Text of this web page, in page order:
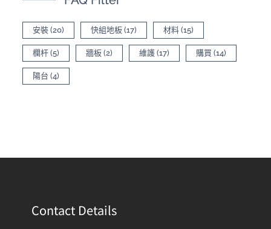
安裝 (20) 快組地板 (17) 材料 (15)
欄杆 (5) 牆板 (2) 維護 (17) 購買 (14)
陽台 (4)
Contact Details